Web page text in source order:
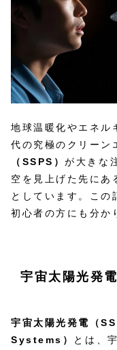
地球温暖化やエネル
代の究極のクリーン
（SSPS）が大きな
空を見上げた先にあ
としています。この
初心者の方にも分か
宇宙太陽光発
宇宙太陽光発電（
Systems） とは、